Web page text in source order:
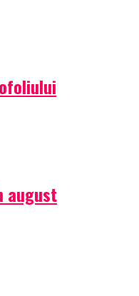
august